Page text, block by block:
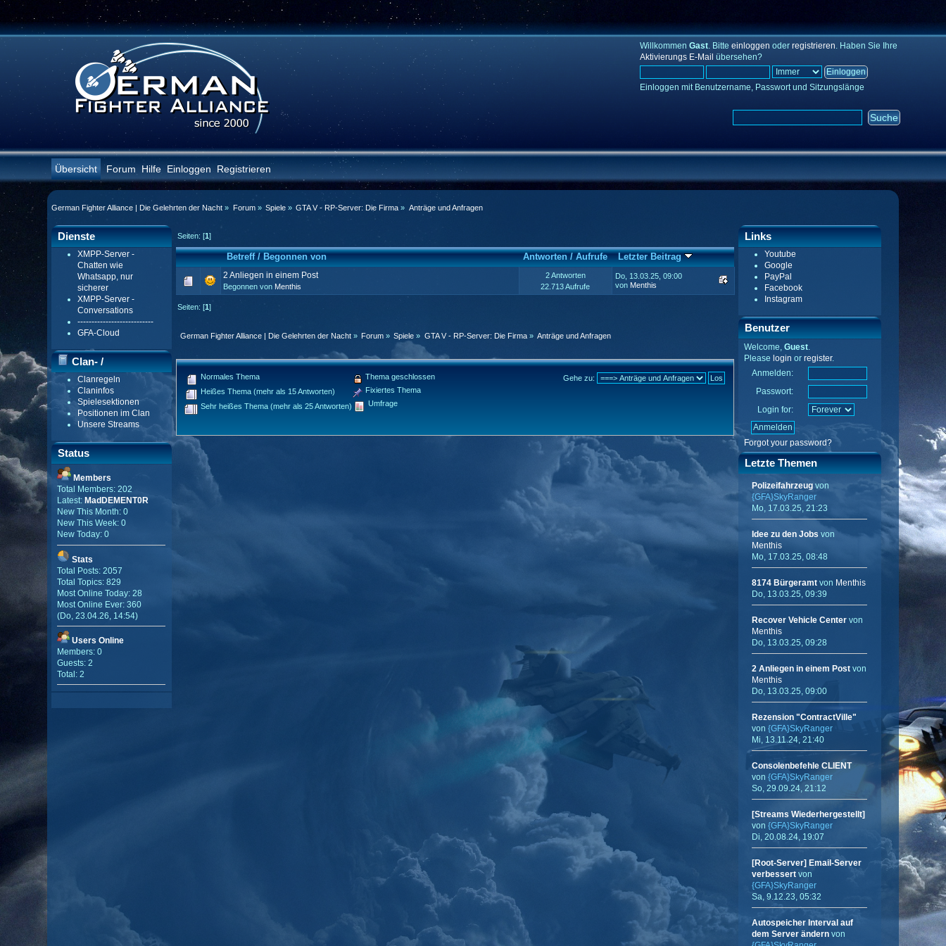
Willkommen Gast. Bitte einloggen oder registrieren. Haben Sie Ihre
Aktivierungs E-Mail übersehen?
Einloggen mit Benutzername, Passwort und Sitzungslänge
Übersicht Forum Hilfe Einloggen Registrieren
German Fighter Alliance | Die Gelehrten der Nacht » Forum» Spiele » GTA V - RP-Server: Die Firma » Anträge und Anfragen
Dienste
XMPP-Server -
Chatten wie
Whatsapp, nur
sicherer
XMPP-Server -
Conversations
---------------------------
GFA-Cloud
Clan- /
Gildenmenü
Clanregeln
Claninfos
Spielesektionen
Positionen im Clan
Unsere Streams
Status
Members
Total Members: 202
Latest: MadDEMENT0R
New This Month: 0
New This Week: 0
New Today: 0
Stats
Total Posts: 2057
Total Topics: 829
Most Online Today: 28
Most Online Ever: 360
(Do, 23.04.26, 14:54)
Users Online
Members: 0
Guests: 2
Total: 2
Seiten: [1]
Betreff/Begonnen von Antworten/Aufrufe Letzter Beitrag
2 Anliegen in einem Post
Begonnen von Menthis
2 Antworten
22.713 Aufrufe
Do, 13.03.25, 09:00
von Menthis
Seiten: [1]
German Fighter Alliance | Die Gelehrten der Nacht» Forum » Spiele » GTA V - RP-Server: Die Firma» Anträge und Anfragen
Gehe zu:
Normales Thema
Heißes Thema (mehr als 15 Antworten)
Sehr heißes Thema (mehr als 25 Antworten)
Thema geschlossen
Fixiertes Thema
Umfrage
Links
Youtube
Google
PayPal
Facebook
Instagram
Benutzer
Welcome,Guest.
Please login orregister.
Anmelden:
Passwort:
Login for:
Forgot your password?
Letzte Themen
Polizeifahrzeugvon
{GFA}SkyRanger
Mo, 17.03.25, 21:23
Idee zu den Jobs von
Menthis
Mo, 17.03.25, 08:48
8174 Bürgeramtvon Menthis
Do, 13.03.25, 09:39
Recover Vehicle Centervon
Menthis
Do, 13.03.25, 09:28
2 Anliegen in einem Postvon
Menthis
Do, 13.03.25, 09:00
Rezension "ContractVille"
von {GFA}SkyRanger
Mi, 13.11.24, 21:40
Consolenbefehle CLIENT
von {GFA}SkyRanger
So, 29.09.24, 21:12
[Streams Wiederhergestellt]
von {GFA}SkyRanger
Di, 20.08.24, 19:07
[Root-Server] Email-Server
verbessertvon
{GFA}SkyRanger
Sa, 9.12.23, 05:32
Autospeicher Interval auf
dem Server ändernvon